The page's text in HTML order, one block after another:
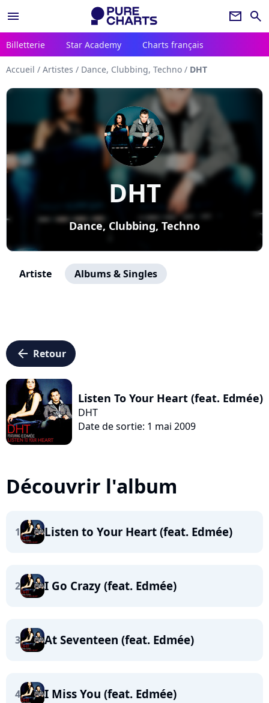
menu newsletter search
Billetterie Star Academy Charts français
Accueil / Artistes / Dance, Clubbing, Techno / DHT
DHT
Dance, Clubbing, Techno
Artiste Albums & Singles
arrow_left Retour
Listen To Your Heart (feat. Edmée)
DHT
Date de sortie: 1 mai 2009
Découvrir l'album
1 Listen to Your Heart (feat. Edmée)
2 I Go Crazy (feat. Edmée)
3 At Seventeen (feat. Edmée)
4 I Miss You (feat. Edmée)